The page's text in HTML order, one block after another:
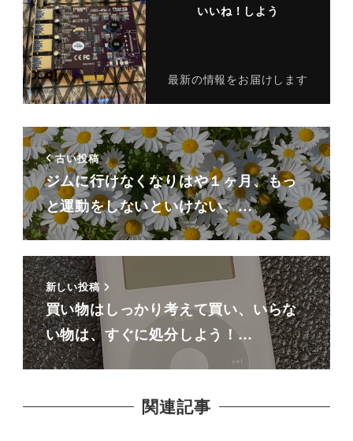
いいね！しよう
最新の情報をお届けします
古い投稿
ジムに行けなくなりはや１ヶ月、もっ
と運動をしないといけない、…
新しい投稿
買い物はしっかり考えて買い、いらな
い物は、すぐに処分しよう！…
関連記事